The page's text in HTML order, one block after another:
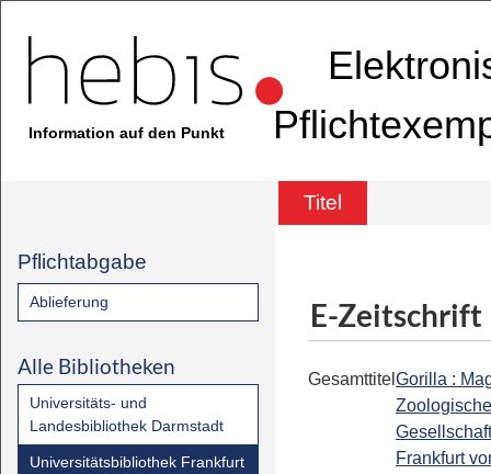
Information auf den Punkt
Titel
Pflichtabgabe
Ablieferung
Alle Bibliotheken
Universitäts- und
Landesbibliothek Darmstadt
Universitätsbibliothek Frankfurt
E-Zeitschrift
Gesamttitel Gorilla :
Gesellschaft
Frankfurt